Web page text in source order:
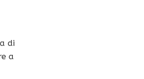
di
a